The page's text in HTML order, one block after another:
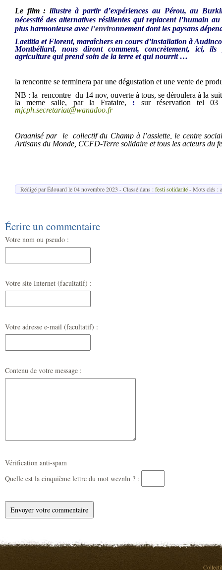
Le film : illustre à partir d’expériences au Pérou, au
nécessité des alternatives résilientes qui replacent l’humain
plus harmonieuse avec l’environnement dont les paysans
Laetitia et Florent, maraîchers en cours d’installation à
Montbéliard, nous diront comment, concrètement, ici,
agriculture qui prend soin de la terre et qui nourrit …
la rencontre se terminera parune dégustation et une vente de
NB :la rencontre du 14 nov, ouverte à tous, se déroulera à la
la meme salle, par la Frataire, : sur réservation tel
mjcph.secretariat@wanadoo.fr
Organisépar le collectif du Champ à l’assiette, le centre
Artisans du Monde, CCFD-Terre solidaire et tous les acteurs du
Rédigé par Édouard le04 novembre 2023 - Classé dans :festi solidarité- Mots clés :
Écrire un commentaire
Votre nom ou pseudo :
Votre site Internet (facultatif) :
Votre adresse e-mail (facultatif) :
Contenu de votre message :
Vérification anti-spam
Quelle est la cinquième lettre du mot wcznln ? :